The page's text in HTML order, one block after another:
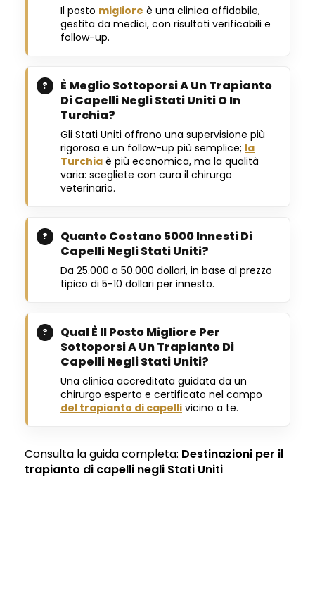
Il posto migliore è una clinica affidabile,
gestita da medici, con risultati verificabili e
follow-up.
È Meglio Sottoporsi A Un Trapianto
Di Capelli Negli Stati Uniti O In
Turchia?
Gli Stati Uniti offrono una supervisione più
rigorosa e un follow-up più semplice; la
Turchia è più economica, ma la qualità
varia: scegliete con cura il chirurgo
veterinario.
Quanto Costano 5000 Innesti Di
Capelli Negli Stati Uniti?
Da 25.000 a 50.000 dollari, in base al prezzo
tipico di 5-10 dollari per innesto.
Qual È Il Posto Migliore Per
Sottoporsi A Un Trapianto Di
Capelli Negli Stati Uniti?
Una clinica accreditata guidata da un
chirurgo esperto e certificato nel campo
del trapianto di capelli vicino a te.
Consulta la guida completa: Destinazioni per il
trapianto di capelli negli Stati Uniti